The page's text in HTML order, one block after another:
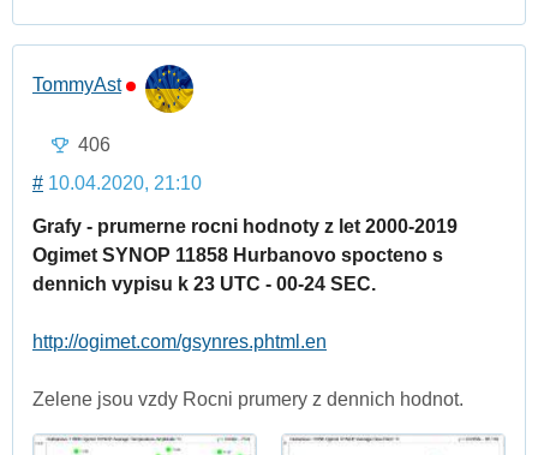
TommyAst
406
# 10.04.2020, 21:10
Grafy - prumerne rocni hodnoty z let 2000-2019
Ogimet SYNOP 11858 Hurbanovo spocteno s
dennich vypisu k 23 UTC - 00-24 SEC.
http://ogimet.com/gsynres.phtml.en
Zelene jsou vzdy Rocni prumery z dennich hodnot.